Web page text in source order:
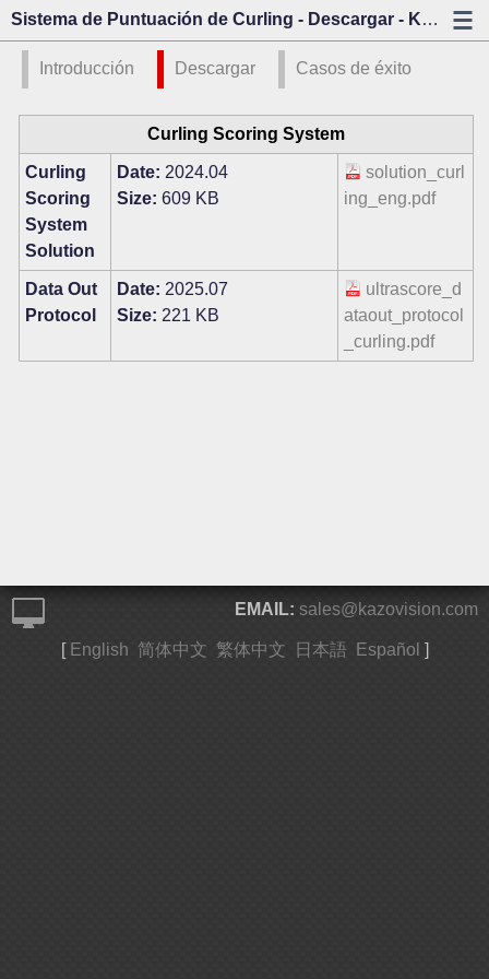
Sistema de Puntuación de Curling - Descargar - Kazo Visión
Introducción Descargar Casos de éxito
Curling Scoring System
Curling
Scoring
System
Solution
Date: 2024.04
Size: 609 KB
solution_curl
ing_eng.pdf
Data Out
Protocol
Date: 2025.07
Size: 221 KB
ultrascore_d
ataout_protocol
_curling.pdf
EMAIL: sales@kazovision.com
[ English 简体中文 繁体中文 日本語 Español ]